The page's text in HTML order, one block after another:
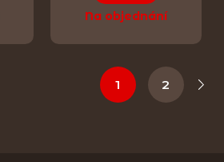
Na objednání
1 2